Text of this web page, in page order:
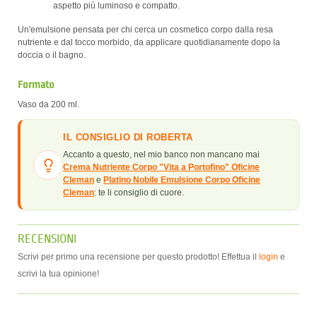
aspetto più luminoso e compatto.
Un'emulsione pensata per chi cerca un cosmetico corpo dalla resa
nutriente e dal tocco morbido, da applicare quotidianamente dopo la
doccia o il bagno.
Formato
Vaso da 200 ml.
IL CONSIGLIO DI ROBERTA
Accanto a questo, nel mio banco non mancano mai
Crema Nutriente Corpo "Vita a Portofino" Oficine
Cleman e Platino Nobile Emulsione Corpo Oficine
Cleman: te li consiglio di cuore.
RECENSIONI
Scrivi per primo una recensione per questo prodotto! Effettua il login e
scrivi la tua opinione!